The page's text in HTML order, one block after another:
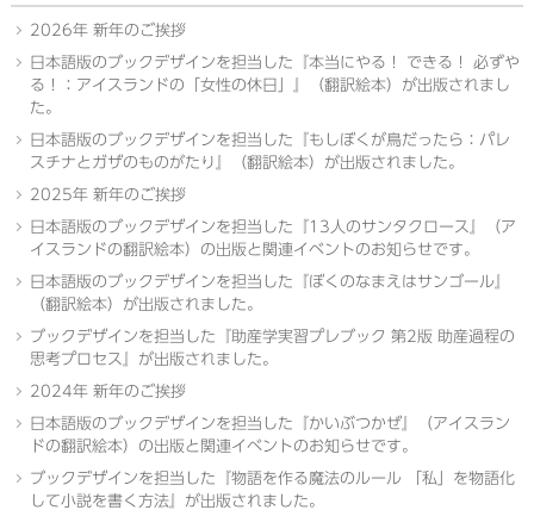
2026年 新年のご挨拶
日本語版のブックデザインを担当した『本当にやる！ できる！ 必ずや
る！：アイスランドの「女性の休日」』（翻訳絵本）が出版されまし
た。
日本語版のブックデザインを担当した『もしぼくが鳥だったら：パレ
スチナとガザのものがたり』（翻訳絵本）が出版されました。
2025年 新年のご挨拶
日本語版のブックデザインを担当した『13人のサンタクロース』（ア
イスランドの翻訳絵本）の出版と関連イベントのお知らせです。
日本語版のブックデザインを担当した『ぼくのなまえはサンゴール』
（翻訳絵本）が出版されました。
ブックデザインを担当した『助産学実習プレブック 第2版 助産過程の
思考プロセス』が出版されました。
2024年 新年のご挨拶
日本語版のブックデザインを担当した『かいぶつかぜ』（アイスラン
ドの翻訳絵本）の出版と関連イベントのお知らせです。
ブックデザインを担当した『物語を作る魔法のルール 「私」を物語化
して小説を書く方法』が出版されました。